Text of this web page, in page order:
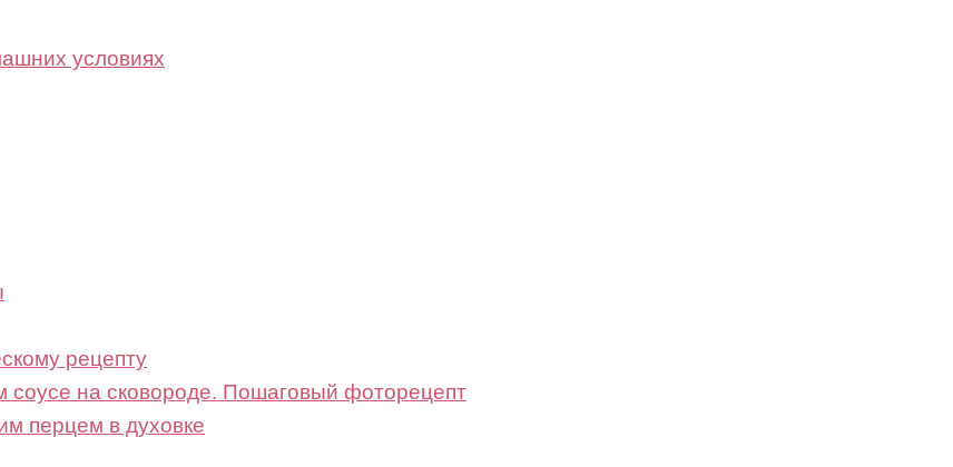
условиях
рецепту
на сковороде. Пошаговый фоторецепт
перцем в духовке